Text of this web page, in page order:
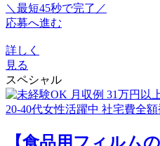
＼最短45秒で完了／
応募へ進む
詳しく
見る
スペシャル